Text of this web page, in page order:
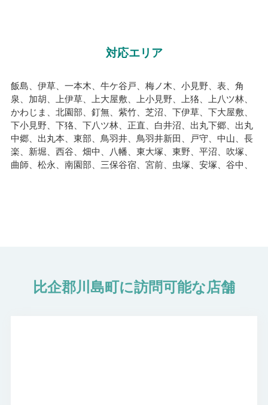
対応エリア
飯島、伊草、一本木、牛ケ谷戸、梅ノ木、小見野、表、角
泉、加胡、上伊草、上大屋敷、上小見野、上狢、上八ツ林、
かわじま、北園部、釘無、紫竹、芝沼、下伊草、下大屋敷、
下小見野、下狢、下八ツ林、正直、白井沼、出丸下郷、出丸
中郷、出丸本、東部、鳥羽井、鳥羽井新田、戸守、中山、長
楽、新堀、西谷、畑中、八幡、東大塚、東野、平沼、吹塚、
曲師、松永、南園部、三保谷宿、宮前、虫塚、安塚、谷中、
比企郡川島町に訪問可能な店舗